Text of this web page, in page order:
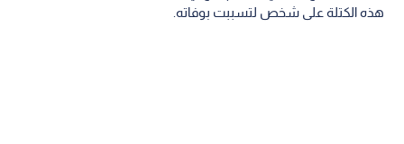
هذه الكتلة على شخص لتسببت بوفاته.